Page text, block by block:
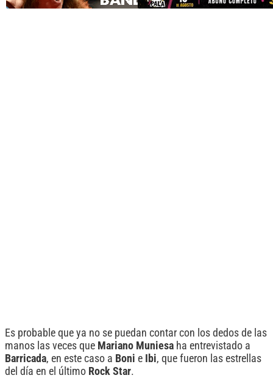
Es probable que ya no se puedan contar con los dedos de las
manos las veces que Mariano Muniesa ha entrevistado a
Barricada, en este caso a Boni e Ibi, que fueron las estrellas
del día en el último Rock Star.